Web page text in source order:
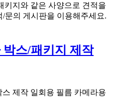
키지와 같은 사양으로 견적을
문의 게시판을 이용해주세요.
스/패키지 제작
제작 일회용 필름 카메라용